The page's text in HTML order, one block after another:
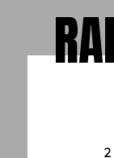
2